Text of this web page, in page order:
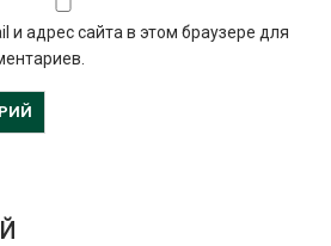
и адрес сайта в этом браузере для